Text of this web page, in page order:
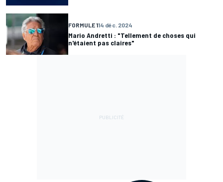
FORMULE 114 déc. 2024
Mario Andretti : "Tellement de choses qui
n'étaient pas claires"